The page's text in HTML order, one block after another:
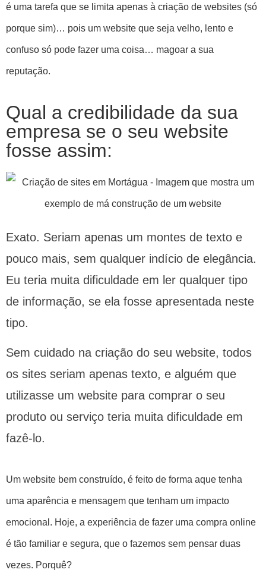
é uma tarefa que se limita apenas à criação de websites (só
porque sim)… pois um website que seja velho, lento e
confuso só pode fazer uma coisa… magoar a sua
reputação.
Qual a credibilidade da sua
empresa se o seu website
fosse assim:
Exato. Seriam apenas um montes de texto e
pouco mais, sem qualquer indício de elegância.
Eu teria muita dificuldade em ler qualquer tipo
de informação, se ela fosse apresentada neste
tipo.
Sem cuidado na criação do seu website, todos
os sites seriam apenas texto, e alguém que
utilizasse um website para comprar o seu
produto ou serviço teria muita dificuldade em
fazê-lo.
Um website bem construído, é feito de forma aque tenha
uma aparência e mensagem que tenham um impacto
emocional. Hoje, a experiência de fazer uma compra online
é tão familiar e segura, que o fazemos sem pensar duas
vezes. Porquê?